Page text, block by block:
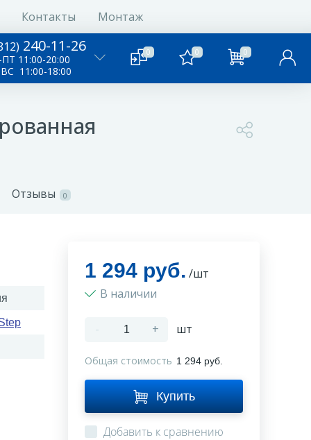
Контакты
Монтаж
240-11-26
11:00-20:00
11:00-18:00
0 0 0
Отзывы 0
1 294 руб. /шт
В наличии
- + шт
Общая стоимость 1 294 руб.
Купить
Добавить к сравнению